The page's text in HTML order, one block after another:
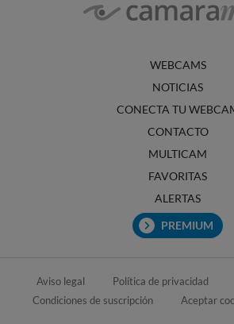
WEBCAMS
NOTICIAS
CONECTA TU
CONTACTO
MULTICAM
FAVORITAS
ALERTAS
PREMIUM
Aviso legal Política de privacidad
Condiciones de suscripción
Aceptar